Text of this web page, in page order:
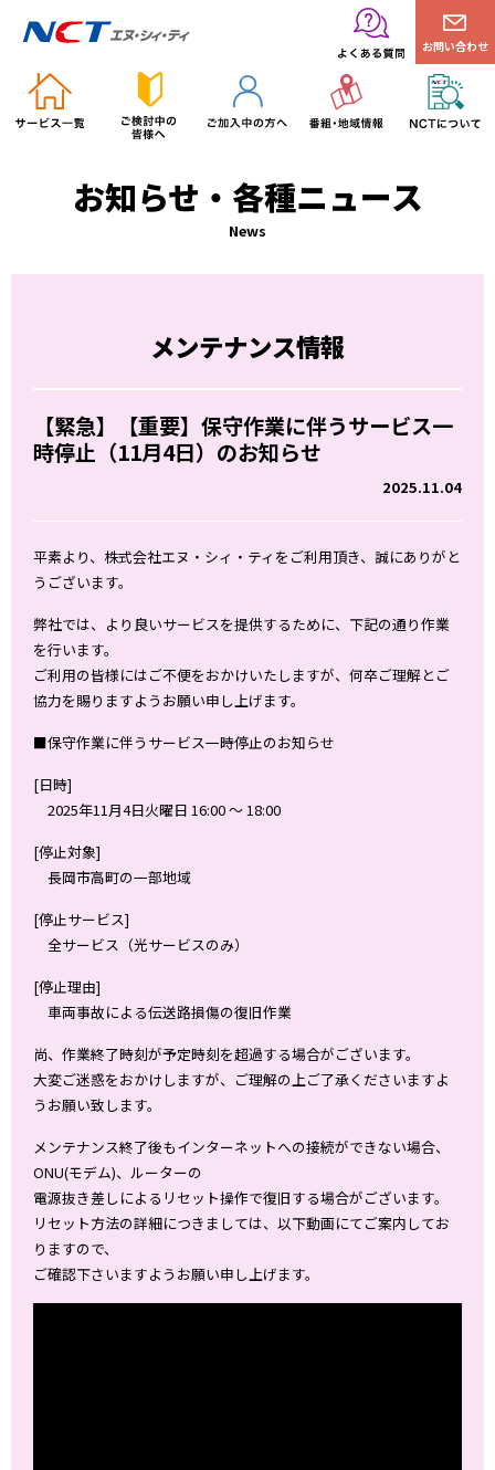
お問い合わせ
お知らせ・各種ニュース
News
メンテナンス情報
【緊急】【重要】保守作業に伴うサービス一
時停止（11月4日）のお知らせ
2025.11.04
平素より、株式会社エヌ・シィ・ティをご利用頂き、誠にありがと
うございます。
弊社では、より良いサービスを提供するために、下記の通り作業
を行います。
ご利用の皆様にはご不便をおかけいたしますが、何卒ご理解とご
協力を賜りますようお願い申し上げます。
■保守作業に伴うサービス一時停止のお知らせ
[日時]
2025年11月4日火曜日 16:00 ～ 18:00
[停止対象]
長岡市高町の一部地域
[停止サービス]
全サービス（光サービスのみ）
[停止理由]
車両事故による伝送路損傷の復旧作業
尚、作業終了時刻が予定時刻を超過する場合がございます。
大変ご迷惑をおかけしますが、ご理解の上ご了承くださいますよ
うお願い致します。
メンテナンス終了後もインターネットへの接続ができない場合、
ONU(モデム)、ルーターの
電源抜き差しによるリセット操作で復旧する場合がございます。
リセット方法の詳細につきましては、以下動画にてご案内してお
りますので、
ご確認下さいますようお願い申し上げます。